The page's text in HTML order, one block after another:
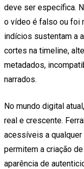
deve ser específica.
o vídeo é falso ou foi
indícios sustentam a
cortes na timeline,
metadados,
narrados.
No mundo digital
real e crescente.
acessíveis a
permitem a criação
aparência de